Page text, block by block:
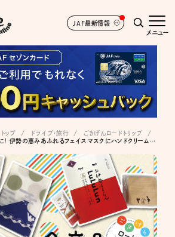
JAF最新情報
メニュー
トップ ドライブ･旅行
ごきげんロードトリップ
伊勢の文化と美肌をあなたに！ 伊勢の恵みあふれるフェイスマスクにハンドクリーム、伊勢木綿の小物入れ！ 豪華伊勢土産をプレゼント